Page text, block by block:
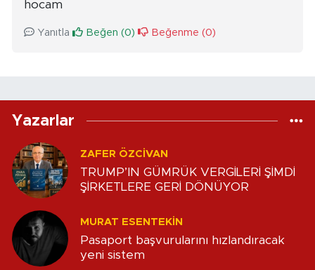
hocam
Yanıtla Beğen (0) Beğenme (0)
Yazarlar
ZAFER ÖZCIVAN
TRUMP’IN GÜMRÜK VERGİLERİ ŞİMDİ
ŞİRKETLERE GERİ DÖNÜYOR
MURAT ESENTEKIN
Pasaport başvurularını hızlandıracak
yeni sistem